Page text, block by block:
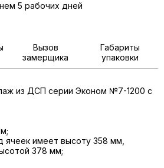
5 рабочих дней
Вызов
замерщика
Габариты
упаковки
из ДСП серии Эконом №7-1200 с
ячеек имеет высоту 358 мм,
378 мм;